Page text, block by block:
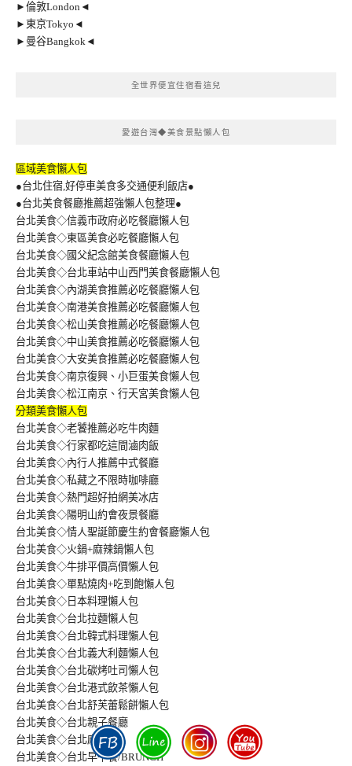
►倫敦London◄
►東京Tokyo◄
►曼谷Bangkok◄
全世界便宜住宿看這兒
愛遊台灣◆美食景點懶人包
區域美食懶人包
●台北住宿,好停車美食多交通便利飯店●
●台北美食餐廳推薦超強懶人包整理●
台北美食◇信義市政府必吃餐廳懶人包
台北美食◇東區美食必吃餐廳懶人包
台北美食◇國父紀念館美食餐廳懶人包
台北美食◇台北車站中山西門美食餐廳懶人包
台北美食◇內湖美食推薦必吃餐廳懶人包
台北美食◇南港美食推薦必吃餐廳懶人包
台北美食◇松山美食推薦必吃餐廳懶人包
台北美食◇中山美食推薦必吃餐廳懶人包
台北美食◇大安美食推薦必吃餐廳懶人包
台北美食◇南京復興、小巨蛋美食懶人包
台北美食◇松江南京、行天宮美食懶人包
分類美食懶人包
台北美食◇老饕推薦必吃牛肉麵
台北美食◇行家都吃這間滷肉飯
台北美食◇內行人推薦中式餐廳
台北美食◇私藏之不限時咖啡廳
台北美食◇熱門超好拍網美冰店
台北美食◇陽明山約會夜景餐廳
台北美食◇情人聖誕節慶生約會餐廳懶人包
台北美食◇火鍋+麻辣鍋懶人包
台北美食◇牛排平價高價懶人包
台北美食◇單點燒肉+吃到飽懶人包
台北美食◇日本料理懶人包
台北美食◇台北拉麵懶人包
台北美食◇台北韓式料理懶人包
台北美食◇台北義大利麵懶人包
台北美食◇台北碳烤吐司懶人包
台北美食◇台北港式飲茶懶人包
台北美食◇台北舒芙蕾鬆餅懶人包
台北美食◇台北親子餐廳
台北美食◇台北麻辣鍋
台北美食◇台北早午餐/BRUNCH